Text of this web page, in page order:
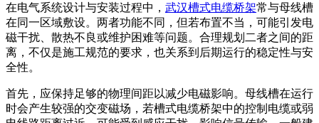
在电气系统设计与安装过程中， 武汉槽式电缆桥架常与母线槽
在同一区域敷设。两者功能不同，但若布置不当，可能引发电
磁干扰、散热不良或维护困难等问题。合理规划二者之间的距
离，不仅是施工规范的要求，也关系到后期运行的稳定性与安
全性。
首先，应保持足够的物理间距以减少电磁影响。母线槽在运行
时会产生较强的交变磁场，若槽式电缆桥架中的控制电缆或弱